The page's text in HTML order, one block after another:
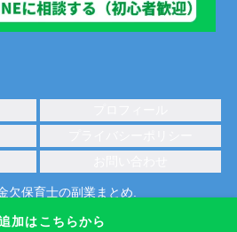
加はこちらから
欠保育士の副業まとめ.